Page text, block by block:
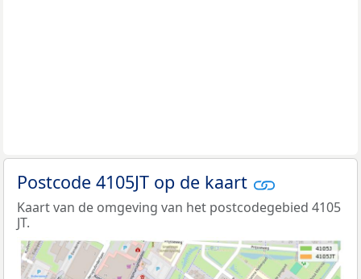
Postcode 4105JT op de kaart
Kaart van de omgeving van het postcodegebied 4105
JT.